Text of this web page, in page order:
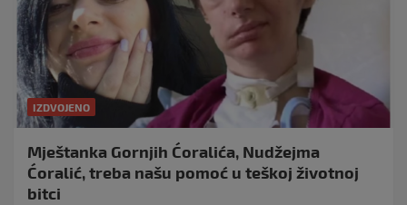
IZDVOJENO
Mještanka Gornjih Ćoralića, Nudžejma
Ćoralić, treba našu pomoć u teškoj životnoj
bitci